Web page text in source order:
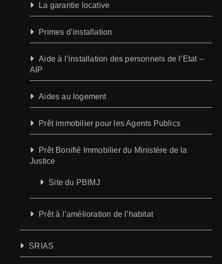
La garantie locative
Primes d’installation
Aide à l’installation des personnels de l’Etat –
AIP
Aides au logement
Prêt immobilier pour les Agents Publics
Prêt Bonifié Immobilier du Ministère de la
Justice
Site du PBIMJ
Prêt à l’amélioration de l’habitat
SRIAS